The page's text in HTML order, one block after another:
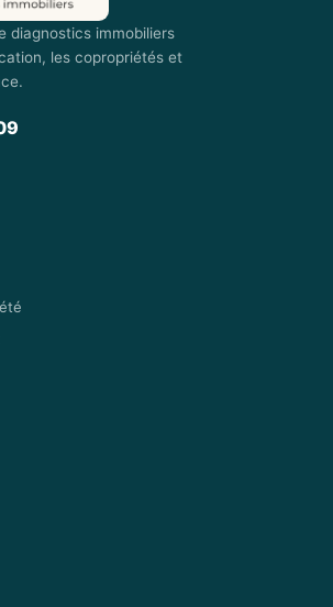
diagnostics immobiliers
les copropriétés et